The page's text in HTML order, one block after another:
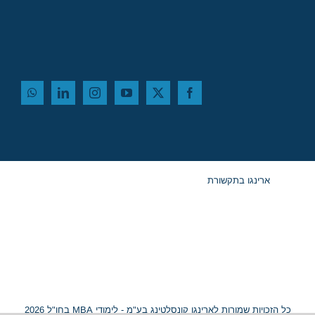
ארינגו בתקשורת
כל הזכויות שמורות לארינגו קונסלטינג בע"מ - לימודי MBA בחו"ל 2026